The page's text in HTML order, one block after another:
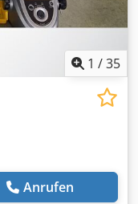
1 /35
Anrufen